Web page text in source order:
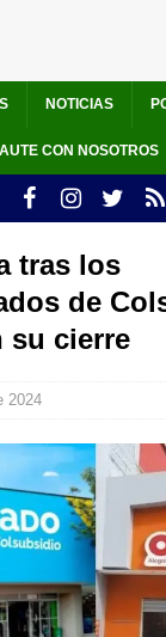
NOTICIAS
CON NOSOTROS
tras los
de
su cierre
2024